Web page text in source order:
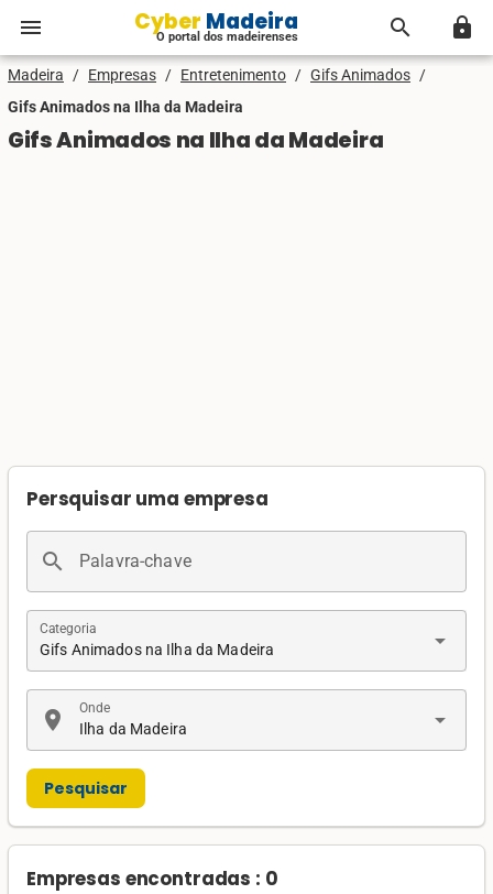
menu Cyber Madeira
O portal dos madeirenses search lock
Madeira / Empresas / Entretenimento / Gifs Animados /
Gifs Animados na Ilha da Madeira
Gifs Animados na Ilha da Madeira
Persquisar uma empresa
search Palavra-chave
Gifs Animados na Ilha da Madeira
Categoria arrow_drop_down
location_on Ilha da Madeira
Onde arrow_drop_down
Pesquisar
Empresas encontradas : 0